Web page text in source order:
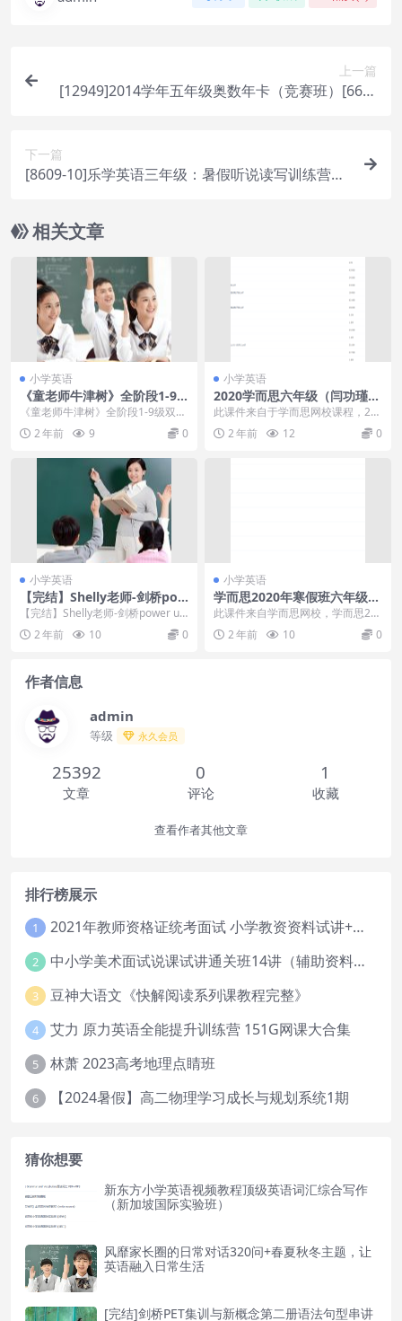
上一篇
[12949]2014学年五年级奥数年卡（竞赛班）[66讲
下一篇
[8609-10]乐学英语三年级：暑假听说读写训练营
相关文章
小学英语
《童老师牛津树》全阶段1-9
级双语精讲视频,英语分级阅读
《童老师牛津树》全阶段1-9级双语
精讲视频,英语分级阅读英语启蒙必
备今天要分享的...
2 年前 9 0
小学英语
2020学而思六年级（闫功瑾）
双优英语直播目标A+班
此课件来自于学而思网校课程，20
20学而思六年级（闫功瑾）双优英
语直播目标A+班...
2 年前 12 0
小学英语
【完结】Shelly老师-剑桥pow
er up LeveL 1精讲课
【完结】Shelly老师-剑桥power up
LeveL 1精讲课目录：├┈L...
2 年前 10 0
小学英语
学而思2020年寒假班六年级闫
功瑾双优英语直播目标A+班
此课件来自学而思网校，学而思20
20年寒假班六年级闫功瑾双优英语
直播目标A+班，...
2 年前 10 0
作者信息
admin
等级 永久会员
25392
文章
0
评论
1
收藏
查看作者其他文章
排行榜展示
1 2021年教师资格证统考面试 小学教资资料试讲+答辩
2 中小学美术面试说课试讲通关班14讲（辅助资料第一套）
3 豆神大语文《快解阅读系列课教程完整》
4 艾力 原力英语全能提升训练营 151G网课大合集
5 林萧 2023高考地理点睛班
6 【2024暑假】高二物理学习成长与规划系统1期
猜你想要
新东方小学英语视频教程顶级英语词汇综合写作
（新加坡国际实验班）
风靡家长圈的日常对话320问+春夏秋冬主题，让
英语融入日常生活
[完结]剑桥PET集训与新概念第二册语法句型串讲